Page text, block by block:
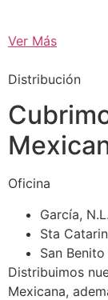
Ver Más
Distribución
Oficina
García,
Sta
San Benito
Distribuimos
Mexicana,